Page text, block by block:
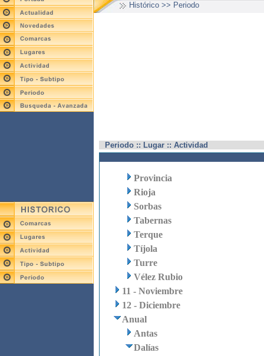
Histórico >> Periodo
Periodo :: Lugar :: Actividad
Provincia
Rioja
Sorbas
Tabernas
Terque
Tíjola
Turre
Vélez Rubio
11 - Noviembre
12 - Diciembre
Anual
Antas
Dalías